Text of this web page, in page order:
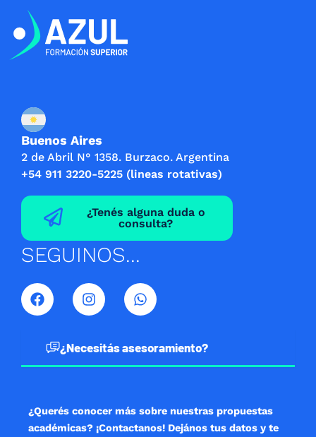
Buenos Aires
2 de Abril N° 1358. Burzaco. Argentina
+54 911 3220-5225 (lineas rotativas)
¿Tenés alguna duda o
consulta?
SEGUINOS...
F
a
c
I
n
s
a
W
h
a
s
¿Necesitás asesoramiento?
¿Querés conocer más sobre nuestras propuestas
académicas? ¡Contactanos! Dejános tus datos y te